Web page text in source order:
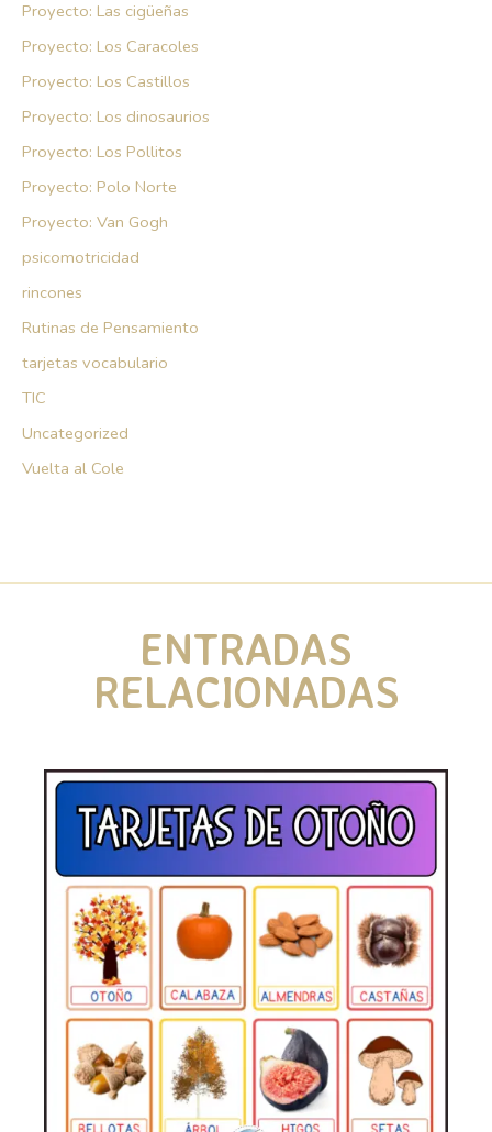
Proyecto: Las cigüeñas
Proyecto: Los Caracoles
Proyecto: Los Castillos
Proyecto: Los dinosaurios
Proyecto: Los Pollitos
Proyecto: Polo Norte
Proyecto: Van Gogh
psicomotricidad
rincones
Rutinas de Pensamiento
tarjetas vocabulario
TIC
Uncategorized
Vuelta al Cole
ENTRADAS
RELACIONADAS